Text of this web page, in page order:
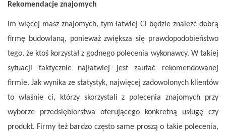
Rekomendacje znajomych
Im więcej masz znajomych, tym łatwiej Ci będzie znaleźć dobrą
firmę budowlaną, ponieważ zwiększa się prawdopodobieństwo
tego, że ktoś korzystał z godnego polecenia wykonawcy. W takiej
sytuacji faktycznie najłatwiej jest zaufać rekomendowanej
firmie. Jak wynika ze statystyk, najwięcej zadowolonych klientów
to właśnie ci, którzy skorzystali z polecenia znajomych przy
wyborze przedsiębiorstwa oferującego konkretną usługę czy
produkt. Firmy też bardzo często same proszą o takie polecenia,